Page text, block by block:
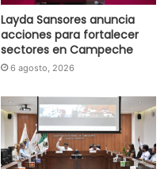
Layda Sansores anuncia
acciones para fortalecer
sectores en Campeche
6 agosto, 2026